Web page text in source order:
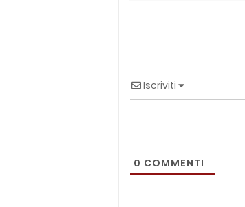
Iscriviti
0 COMMENTI